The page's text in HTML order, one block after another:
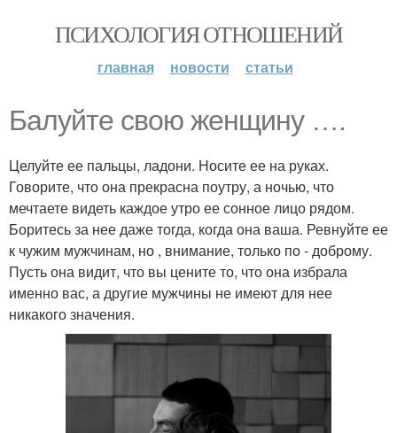
ПСИХОЛОГИЯ ОТНОШЕНИЙ
главная новости статьи
Балуйте свою женщину ….
Целуйте ее пальцы, ладони. Носите ее на руках.
Говорите, что она прекрасна поутру, а ночью, что
мечтаете видеть каждое утро ее сонное лицо рядом.
Боритесь за нее даже тогда, когда она ваша. Ревнуйте ее
к чужим мужчинам, но , внимание, только по - доброму.
Пусть она видит, что вы цените то, что она избрала
именно вас, а другие мужчины не имеют для нее
никакого значения.